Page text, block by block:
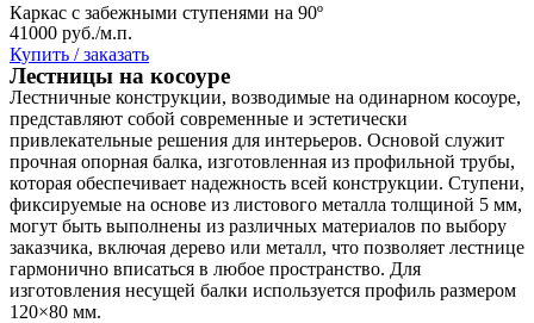
Каркас с забежными ступенями на 90º
41000 руб./м.п.
Купить / заказать
Лестницы на косоуре
Лестничные конструкции, возводимые на одинарном косоуре,
представляют собой современные и эстетически
привлекательные решения для интерьеров. Основой служит
прочная опорная балка, изготовленная из профильной трубы,
которая обеспечивает надежность всей конструкции. Ступени,
фиксируемые на основе из листового металла толщиной 5 мм,
могут быть выполнены из различных материалов по выбору
заказчика, включая дерево или металл, что позволяет лестнице
гармонично вписаться в любое пространство. Для
изготовления несущей балки используется профиль размером
120×80 мм.